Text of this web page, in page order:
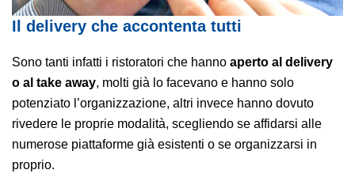
Il delivery che accontenta tutti
Sono tanti infatti i ristoratori che hanno aperto al delivery
o al take away, molti già lo facevano e hanno solo
potenziato l’organizzazione, altri invece hanno dovuto
rivedere le proprie modalità, scegliendo se affidarsi alle
numerose piattaforme già esistenti o se organizzarsi in
proprio.